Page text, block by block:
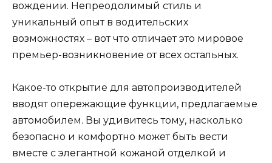
вождении. Непреодолимый стиль и
уникальный опыт в водительских
возможностях – вот что отличает это мировое
премьер-возникновение от всех остальных.
Какое-то открытие для автопроизводителей
вводят опережающие функции, предлагаемые
автомобилем. Вы удивитесь тому, насколько
безопасно и комфортно может быть вести
вместе с элегантной кожаной отделкой и